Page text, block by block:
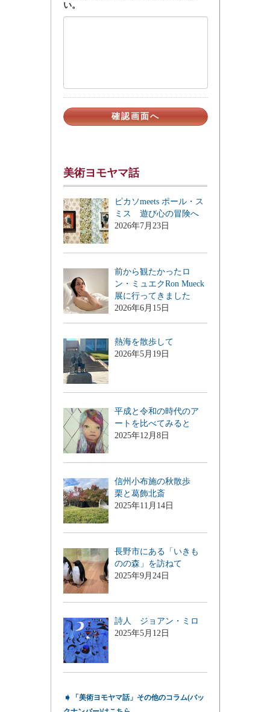
い。
美術ヨモヤマ話
ピカソmeets ポール・ス
ミス 遊び心の冒険へ
2026年7月23日
前から観たかったロ
ン・ミュエクRon Mueck
展に行ってきました
2026年6月15日
熱海を散歩して
2026年5月19日
平成と令和の時代のア
ートを比べてみると
2025年12月8日
信州小布施の秋散歩
栗と葛飾北斎
2025年11月14日
長野市にある「いきも
のの森」を訪ねて
2025年9月24日
詩人 ジョアン・ミロ
2025年5月12日
➧
「美術ヨモヤマ話」その他のコラム(バッ